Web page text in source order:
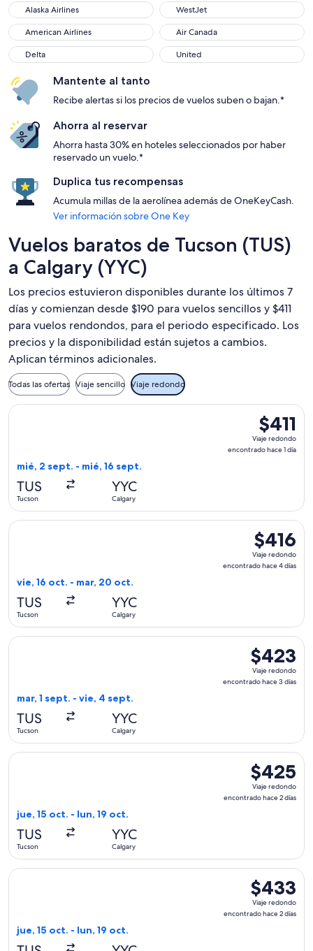
Alaska Airlines
Alaska Airlines WestJet
WestJet
American Airlines
American Airlines Air Canada
Air Canada
Delta
Delta United
United
Mantente al tanto
Recibe alertas si los precios de vuelos suben o bajan.*
Ahorra al reservar
Ahorra hasta 30% en hoteles seleccionados por haber
reservado un vuelo.*
Duplica tus recompensas
Acumula millas de la aerolínea además de OneKeyCash.
Ver información sobre One Key
Vuelos baratos de Tucson (TUS)
a Calgary (YYC)
Los precios estuvieron disponibles durante los últimos 7
días y comienzan desde $190 para vuelos sencillos y $411
para vuelos rendondos, para el periodo especificado. Los
precios y la disponibilidad están sujetos a cambios.
Aplican términos adicionales.
Todas las ofertas Viaje sencillo Viaje redondo
$411
Viaje
redondo,
$411
Viaje redondo
encontrado hace 1 día
mié, 2 sept. - mié, 16 sept.
TUS
Tucson
YYC
Calgary
Seleccionar vuelo de United, con salida el mié, 2 sept.
$416
Viaje
redondo,
$416
Viaje redondo
encontrado hace 4 días
vie, 16 oct. - mar, 20 oct.
TUS
Tucson
YYC
Calgary
Seleccionar vuelo de Delta, con salida el vie, 16 oct. desde
$423
Viaje
redondo,
$423
Viaje redondo
encontrado hace 3 días
mar, 1 sept. - vie, 4 sept.
TUS
Tucson
YYC
Calgary
Seleccionar vuelo de American Airlines, con salida el mar,
$425
Viaje
redondo,
$425
Viaje redondo
encontrado hace 2 días
jue, 15 oct. - lun, 19 oct.
TUS
Tucson
YYC
Calgary
Seleccionar vuelo de American Airlines, con salida el jue,
$433
Viaje
redondo,
$433
Viaje redondo
encontrado hace 2 días
jue, 15 oct. - lun, 19 oct.
Seleccionar vuelo de Delta, con salida el jue, 15 oct. desde